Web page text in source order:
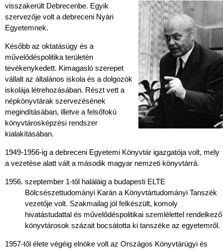
visszakerült Debrecenbe. Egyik
szervezője volt a debreceni Nyári
Egyetemnek.
Később az oktatásügy és a
művelődéspolitika területén
tevékenykedett. Kimagasló szerepet
vállalt az általános iskola és a dolgozók
iskolája létrehozásában. Részt vett a
népkönyvtárak szervezésének
megindításában, illetve a felsőfokú
könyvtárosképzési rendszer
kialakításában.
1949-1956-ig a debreceni Egyetemi Könyvtár igazgatója volt, mely
a vezetése alatt vált a második magyar nemzeti könyvtárrá.
szeptember 1-től haláláig a budapesti ELTE
Bölcsészettudományi Karán a Könyvtártudományi Tanszék
vezetője volt. Szakmailag jól felkészült, komoly
hivatástudattal és művelődéspolitikai szemlélettel rendelkező
könyvtárosok százait bocsátotta ki tanszéke az egyetemről.
1957-től élete végéig elnöke volt az Országos Könyvtárügyi és